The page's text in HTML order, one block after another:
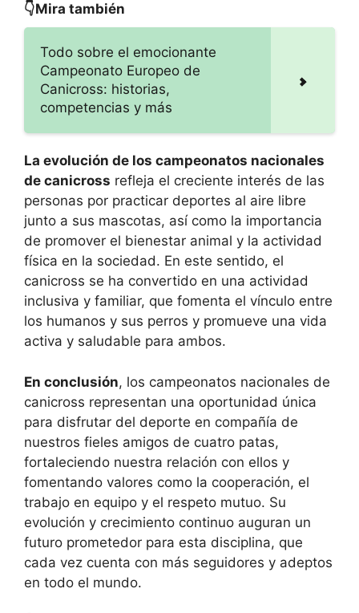
👇Mira también
Todo sobre el emocionante
Campeonato Europeo de
Canicross: historias,
competencias y más
La evolución de los campeonatos nacionales
de canicross refleja el creciente interés de las
personas por practicar deportes al aire libre
junto a sus mascotas, así como la importancia
de promover el bienestar animal y la actividad
física en la sociedad. En este sentido, el
canicross se ha convertido en una actividad
inclusiva y familiar, que fomenta el vínculo entre
los humanos y sus perros y promueve una vida
activa y saludable para ambos.
En conclusión, los campeonatos nacionales de
canicross representan una oportunidad única
para disfrutar del deporte en compañía de
nuestros fieles amigos de cuatro patas,
fortaleciendo nuestra relación con ellos y
fomentando valores como la cooperación, el
trabajo en equipo y el respeto mutuo. Su
evolución y crecimiento continuo auguran un
futuro prometedor para esta disciplina, que
cada vez cuenta con más seguidores y adeptos
en todo el mundo.